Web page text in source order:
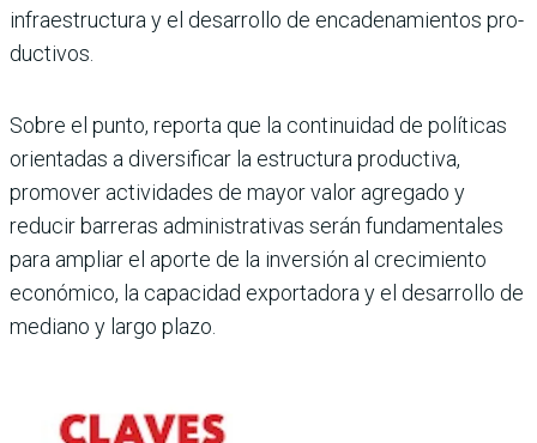
infraestructura y el desarro­llo de encadenamientos pro­
ductivos.
Sobre el punto, reporta que la continuidad de políti­cas
orientadas a diversifi­car la estructura produc­tiva,
promover actividades de mayor valor agregado y
reducir barreras adminis­trativas serán fundamenta­les
para ampliar el aporte de la inversión al crecimiento
económico, la capacidad exportadora y el desarrollo de
mediano y largo plazo.